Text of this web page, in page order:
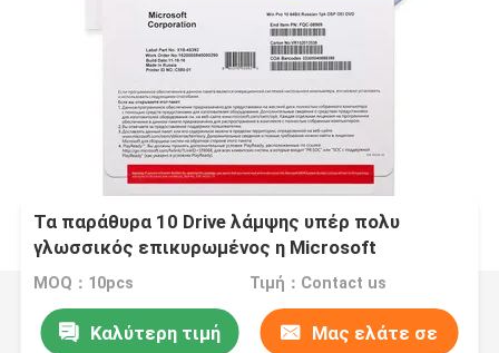
Τα παράθυρα 10 Drive λάμψης υπέρ πολυ
γλωσσικός επικυρωμένος η Microsoft
συνεργάτης cOem με DVD κερδίζουν 10 υπέρ
MOQ：10pcs Τιμή：Contact us
Καλύτερη τιμή Μας ελάτε σε